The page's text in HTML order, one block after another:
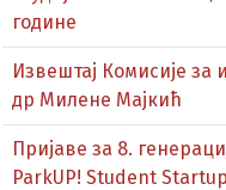
године
Извештај Комисије за
др Милене Мајкић
Пријаве за 8.
ParkUP! Student Startup